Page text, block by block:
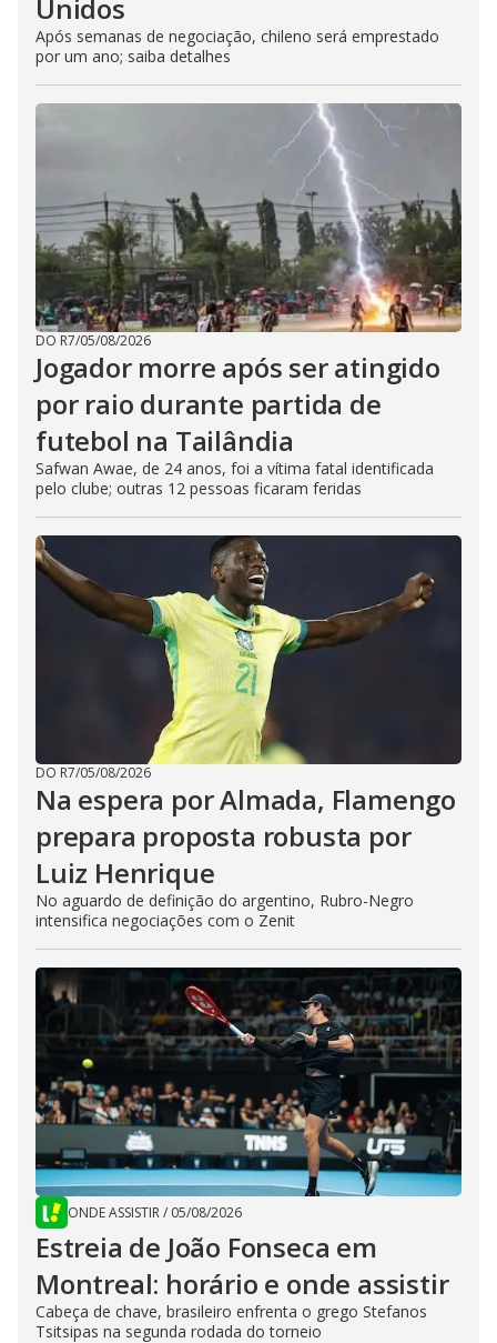
Unidos
Após semanas de negociação, chileno será emprestado
por um ano; saiba detalhes
DO R7/05/08/2026
Jogador morre após ser atingido
por raio durante partida de
futebol na Tailândia
Safwan Awae, de 24 anos, foi a vítima fatal identificada
pelo clube; outras 12 pessoas ficaram feridas
DO R7/05/08/2026
Na espera por Almada, Flamengo
prepara proposta robusta por
Luiz Henrique
No aguardo de definição do argentino, Rubro-Negro
intensifica negociações com o Zenit
ONDE ASSISTIR/ 05/08/2026
Estreia de João Fonseca em
Montreal: horário e onde assistir
Cabeça de chave, brasileiro enfrenta o grego Stefanos
Tsitsipas na segunda rodada do torneio